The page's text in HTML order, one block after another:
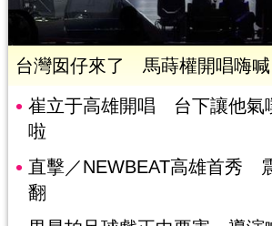
台灣囡仔來了 馬蒔權開唱嗨喊
崔立于高雄開唱 台下讓他氣
啦
直擊／NEWBEAT高雄首秀
翻